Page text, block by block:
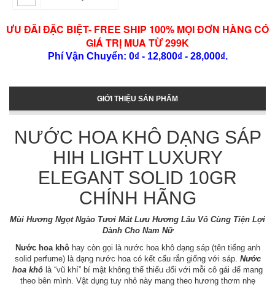
ƯU ĐÃI ĐẶC BIỆT- FREE SHIP 100% MỌI ĐƠN HÀNG CÓ
GIÁ TRỊ MUA TỪ 299K
Phí Vận Chuyển: 0₫ - 12,800₫ - 28,000₫.
GIỚI THIỆU SẢN PHẨM
NƯỚC HOA KHÔ DẠNG SÁP
HIH LIGHT LUXURY
ELEGANT SOLID 10GR
CHÍNH HÃNG
Mùi Hương Ngọt Ngào Tươi Mát Lưu Hương Lâu Vô Cùng Tiện Lợi
Dành Cho Nam Nữ
Nước hoa khôhay còn gọi là nước hoa khô dạng sáp (tên tiếng anh
solid perfume) là dạng nước hoa có kết cấu rắn giống với sáp. Nước
hoa khô là “vũ khí” bí mật không thể thiếu đối với mỗi cô gái để mang
theo bên mình. Vật dụng tuy nhỏ này mang theo hương thơm nhẹ